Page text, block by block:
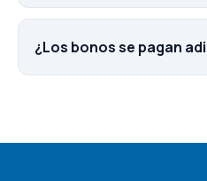
¿Los bonos se pagan